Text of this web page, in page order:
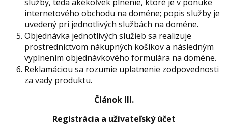
internetového obchodu na doméne; popis služby je
uvedený pri jednotlivých službách na doméne.
Objednávka jednotlivých služieb sa realizuje
prostredníctvom nákupných košíkov a následným
vyplnením objednávkového formulára na doméne.
Reklamáciou sa rozumie uplatnenie zodpovednosti
za vady produktu.
Článok III.
Registrácia a užívateľský účet